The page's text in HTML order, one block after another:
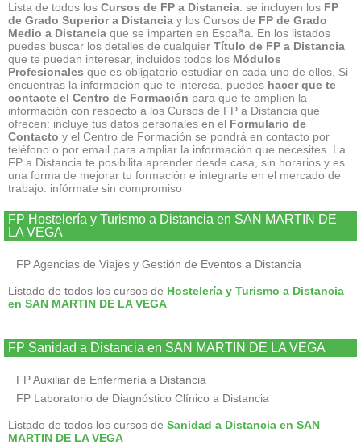
Lista de todos los Cursos de FP a Distancia: se incluyen los FP
de Grado Superior a Distancia y los Cursos de FP de Grado
Medio a Distancia que se imparten en España. En los listados
puedes buscar los detalles de cualquier Título de FP a Distancia
que te puedan interesar, incluidos todos los Módulos
Profesionales que es obligatorio estudiar en cada uno de ellos. Si
encuentras la información que te interesa, puedes hacer que te
contacte el Centro de Formación para que te amplíen la
información con respecto a los Cursos de FP a Distancia que
ofrecen: incluye tus datos personales en el Formulario de
Contacto y el Centro de Formación se pondrá en contacto por
teléfono o por email para ampliar la información que necesites. La
FP a Distancia te posibilita aprender desde casa, sin horarios y es
una forma de mejorar tu formación e integrarte en el mercado de
trabajo: infórmate sin compromiso
FP Hostelería y Turismo a Distancia en SAN MARTIN DE
LA VEGA
FP Agencias de Viajes y Gestión de Eventos a Distancia
Listado de todos los cursos de Hostelería y Turismo a Distancia
en SAN MARTIN DE LA VEGA
FP Sanidad a Distancia en SAN MARTIN DE LA VEGA
FP Auxiliar de Enfermería a Distancia
FP Laboratorio de Diagnóstico Clínico a Distancia
Listado de todos los cursos de Sanidad a Distancia en SAN
MARTIN DE LA VEGA